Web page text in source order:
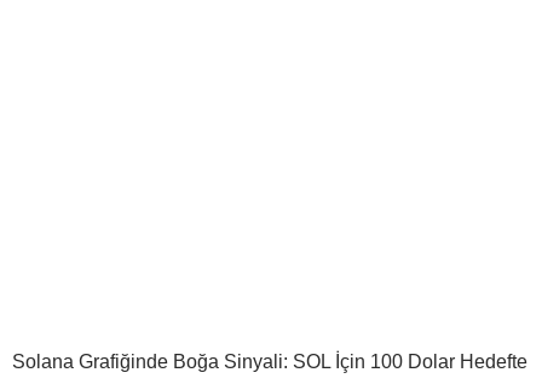
Solana Grafiğinde Boğa Sinyali: SOL İçin 100 Dolar Hedefte